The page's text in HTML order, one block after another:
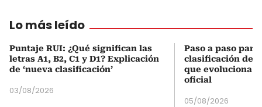
Lo más leído
Puntaje RUI: ¿Qué significan las
letras A1, B2, C1 y D1? Explicación
de ‘nueva clasificación’
03/08/2026
Paso a paso
clasificación del
que evoluciona
oficial
05/08/2026